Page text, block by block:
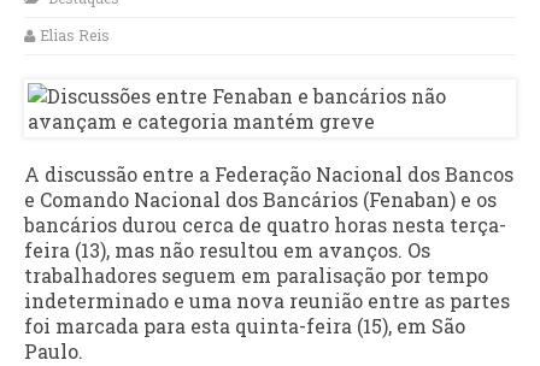
Elias Reis
A discussão entre a Federação Nacional dos Bancos
e Comando Nacional dos Bancários (Fenaban) e os
bancários durou cerca de quatro horas nesta terça-
feira (13), mas não resultou em avanços. Os
trabalhadores seguem em paralisação por tempo
indeterminado e uma nova reunião entre as partes
foi marcada para esta quinta-feira (15), em São
Paulo.